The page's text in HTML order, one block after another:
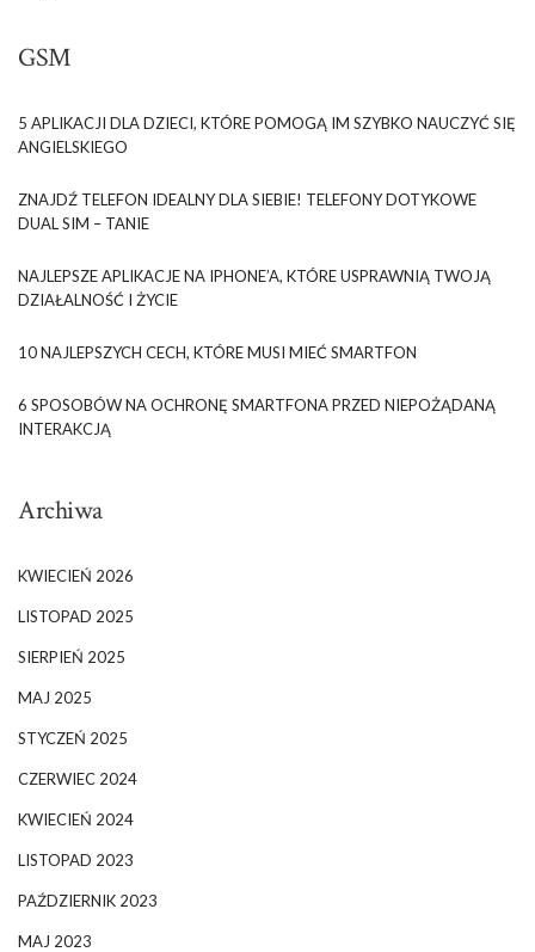
GSM
5 APLIKACJI DLA DZIECI, KTÓRE POMOGĄ IM SZYBKO NAUCZYĆ SIĘ
ANGIELSKIEGO
ZNAJDŹ TELEFON IDEALNY DLA SIEBIE! TELEFONY DOTYKOWE
DUAL SIM – TANIE
NAJLEPSZE APLIKACJE NA IPHONE’A, KTÓRE USPRAWNIĄ TWOJĄ
DZIAŁALNOŚĆ I ŻYCIE
10 NAJLEPSZYCH CECH, KTÓRE MUSI MIEĆ SMARTFON
6 SPOSOBÓW NA OCHRONĘ SMARTFONA PRZED NIEPOŻĄDANĄ
INTERAKCJĄ
Archiwa
KWIECIEŃ 2026
LISTOPAD 2025
SIERPIEŃ 2025
MAJ 2025
STYCZEŃ 2025
CZERWIEC 2024
KWIECIEŃ 2024
LISTOPAD 2023
PAŹDZIERNIK 2023
MAJ 2023